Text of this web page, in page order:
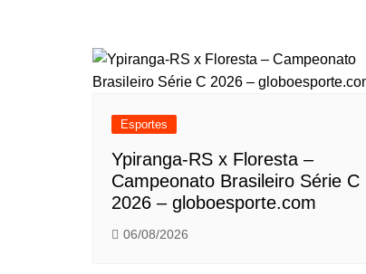
Esportes
Ypiranga-RS x Floresta –
Campeonato Brasileiro Série C
2026 – globoesporte.com
06/08/2026